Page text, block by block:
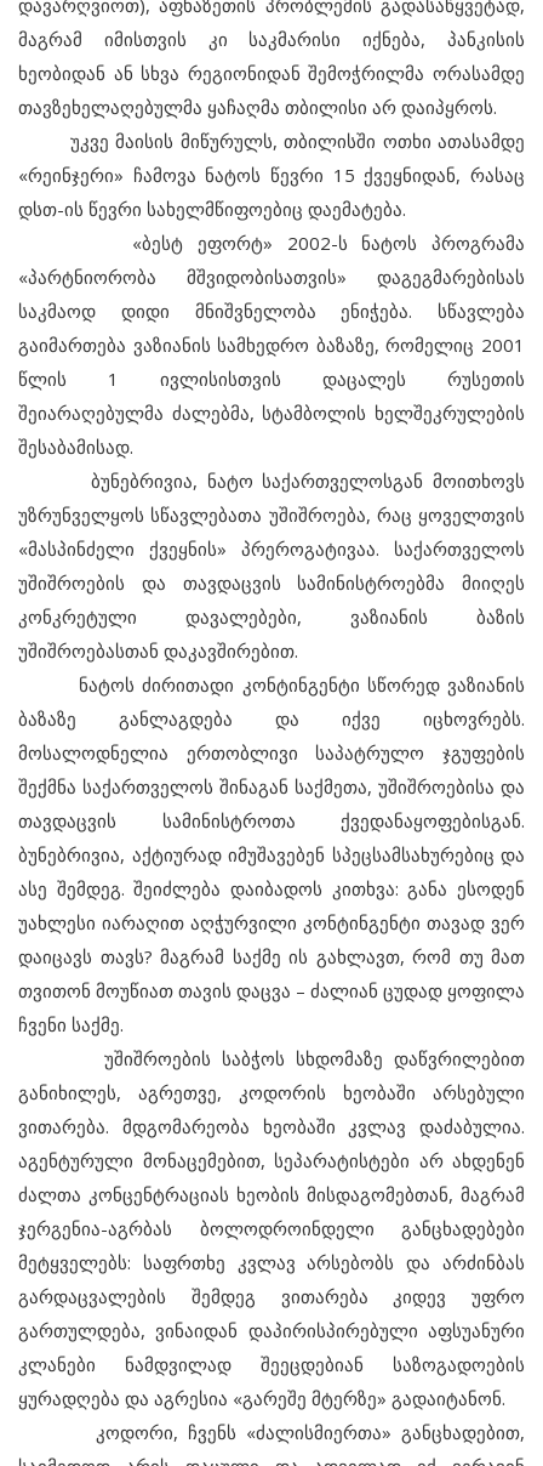
დავარღვიოთ), აფხაზეთის პრობლემის გადასაწყვეტად,
მაგრამ იმისთვის კი საკმარისი იქნება, პანკისის
ხეობიდან ან სხვა რეგიონიდან შემოჭრილმა ორასამდე
თავზეხელაღებულმა ყაჩაღმა თბილისი არ დაიპყროს.
უკვე მაისის მიწურულს, თბილისში ოთხი ათასამდე
«რეინჯერი» ჩამოვა ნატოს წევრი 15 ქვეყნიდან, რასაც
დსთ-ის წევრი სახელმწიფოებიც დაემატება.
«ბესტ ეფორტ» 2002-ს ნატოს პროგრამა
«პარტნიორობა მშვიდობისათვის» დაგეგმარებისას
საკმაოდ დიდი მნიშვნელობა ენიჭება. სწავლება
გაიმართება ვაზიანის სამხედრო ბაზაზე, რომელიც 2001
წლის 1 ივლისისთვის დაცალეს რუსეთის
შეიარაღებულმა ძალებმა, სტამბოლის ხელშეკრულების
შესაბამისად.
ბუნებრივია, ნატო საქართველოსგან მოითხოვს
უზრუნველყოს სწავლებათა უშიშროება, რაც ყოველთვის
«მასპინძელი ქვეყნის» პრეროგატივაა. საქართველოს
უშიშროების და თავდაცვის სამინისტროებმა მიიღეს
კონკრეტული დავალებები, ვაზიანის ბაზის
უშიშროებასთან დაკავშირებით.
ნატოს ძირითადი კონტინგენტი სწორედ ვაზიანის
ბაზაზე განლაგდება და იქვე იცხოვრებს.
მოსალოდნელია ერთობლივი საპატრულო ჯგუფების
შექმნა საქართველოს შინაგან საქმეთა, უშიშროებისა და
თავდაცვის სამინისტროთა ქვედანაყოფებისგან.
ბუნებრივია, აქტიურად იმუშავებენ სპეცსამსახურებიც და
ასე შემდეგ. შეიძლება დაიბადოს კითხვა: განა ესოდენ
უახლესი იარაღით აღჭურვილი კონტინგენტი თავად ვერ
დაიცავს თავს? მაგრამ საქმე ის გახლავთ, რომ თუ მათ
თვითონ მოუწიათ თავის დაცვა – ძალიან ცუდად ყოფილა
ჩვენი საქმე.
უშიშროების საბჭოს სხდომაზე დაწვრილებით
განიხილეს, აგრეთვე, კოდორის ხეობაში არსებული
ვითარება. მდგომარეობა ხეობაში კვლავ დაძაბულია.
აგენტურული მონაცემებით, სეპარატისტები არ ახდენენ
ძალთა კონცენტრაციას ხეობის მისდაგომებთან, მაგრამ
ჯერგენია-აგრბას ბოლოდროინდელი განცხადებები
მეტყველებს: საფრთხე კვლავ არსებობს და არძინბას
გარდაცვალების შემდეგ ვითარება კიდევ უფრო
გართულდება, ვინაიდან დაპირისპირებული აფსუანური
კლანები ნამდვილად შეეცდებიან საზოგადოების
ყურადღება და აგრესია «გარეშე მტერზე» გადაიტანონ.
კოდორი, ჩვენს «ძალისმიერთა» განცხადებით,